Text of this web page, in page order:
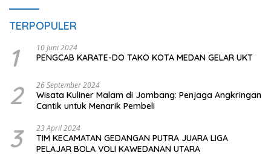
TERPOPULER
1 10 Juni 2024
PENGCAB KARATE-DO TAKO KOTA MEDAN GELAR UKT
2 26 September 2024
Wisata Kuliner Malam di Jombang: Penjaga Angkringan
Cantik untuk Menarik Pembeli
3 23 April 2024
TIM KECAMATAN GEDANGAN PUTRA JUARA LIGA
PELAJAR BOLA VOLI KAWEDANAN UTARA